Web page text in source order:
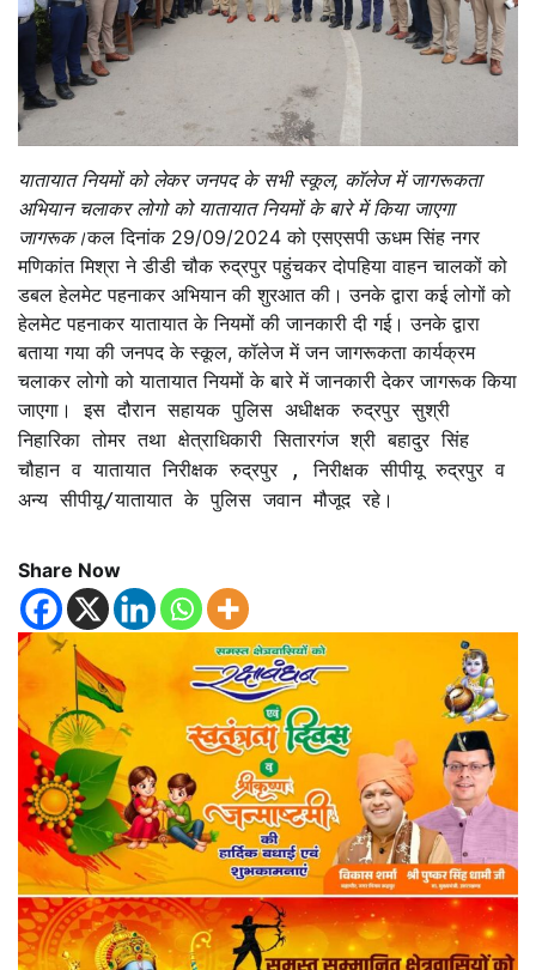
यातायात नियमों को लेकर जनपद के सभी स्कूल, कॉलेज में जागरूकता
अभियान चलाकर लोगो को यातायात नियमों के बारे में किया जाएगा
जागरूक।कल दिनांक 29/09/2024 को एसएसपी ऊधम सिंह नगर
मणिकांत मिश्रा ने डीडी चौक रुद्रपुर पहुंचकर दोपहिया वाहन चालकों को
डबल हेलमेट पहनाकर अभियान की शुरआत की। उनके द्वारा कई लोगों को
हेलमेट पहनाकर यातायात के नियमों की जानकारी दी गई। उनके द्वारा
बताया गया की जनपद के स्कूल, कॉलेज में जन जागरूकता कार्यक्रम
चलाकर लोगो को यातायात नियमों के बारे में जानकारी देकर जागरूक किया
जाएगा।
इस दौरान सहायक पुलिस अधीक्षक रुद्रपुर सुश्री
निहारिका तोमर तथा क्षेत्राधिकारी सितारगंज श्री बहादुर सिंह
चौहान व यातायात निरीक्षक रुद्रपुर , निरीक्षक सीपीयू रुद्रपुर व
अन्य सीपीयू/यातायात के पुलिस जवान मौजूद रहे।
Share Now